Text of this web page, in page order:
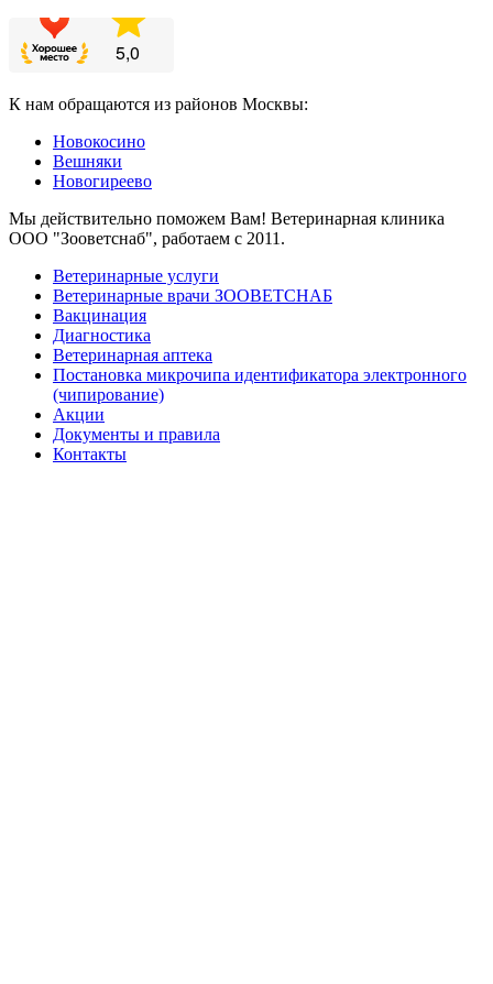
К нам обращаются из районов Москвы:
Новокосино
Вешняки
Новогиреево
Мы действительно поможем Вам! Ветеринарная клиника
ООО "Зооветснаб", работаем с 2011.
Ветеринарные услуги
Ветеринарные врачи ЗООВЕТСНАБ
Вакцинация
Диагностика
Ветеринарная аптека
Постановка микрочипа идентификатора электронного
(чипирование)
Акции
Документы и правила
Контакты